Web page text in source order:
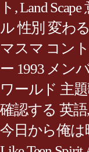
ト ,Land Scape
ル 性別 変わる
マスマ コン
ー 1993 メン
ワールド 主
確認する 英語,
今日から俺は